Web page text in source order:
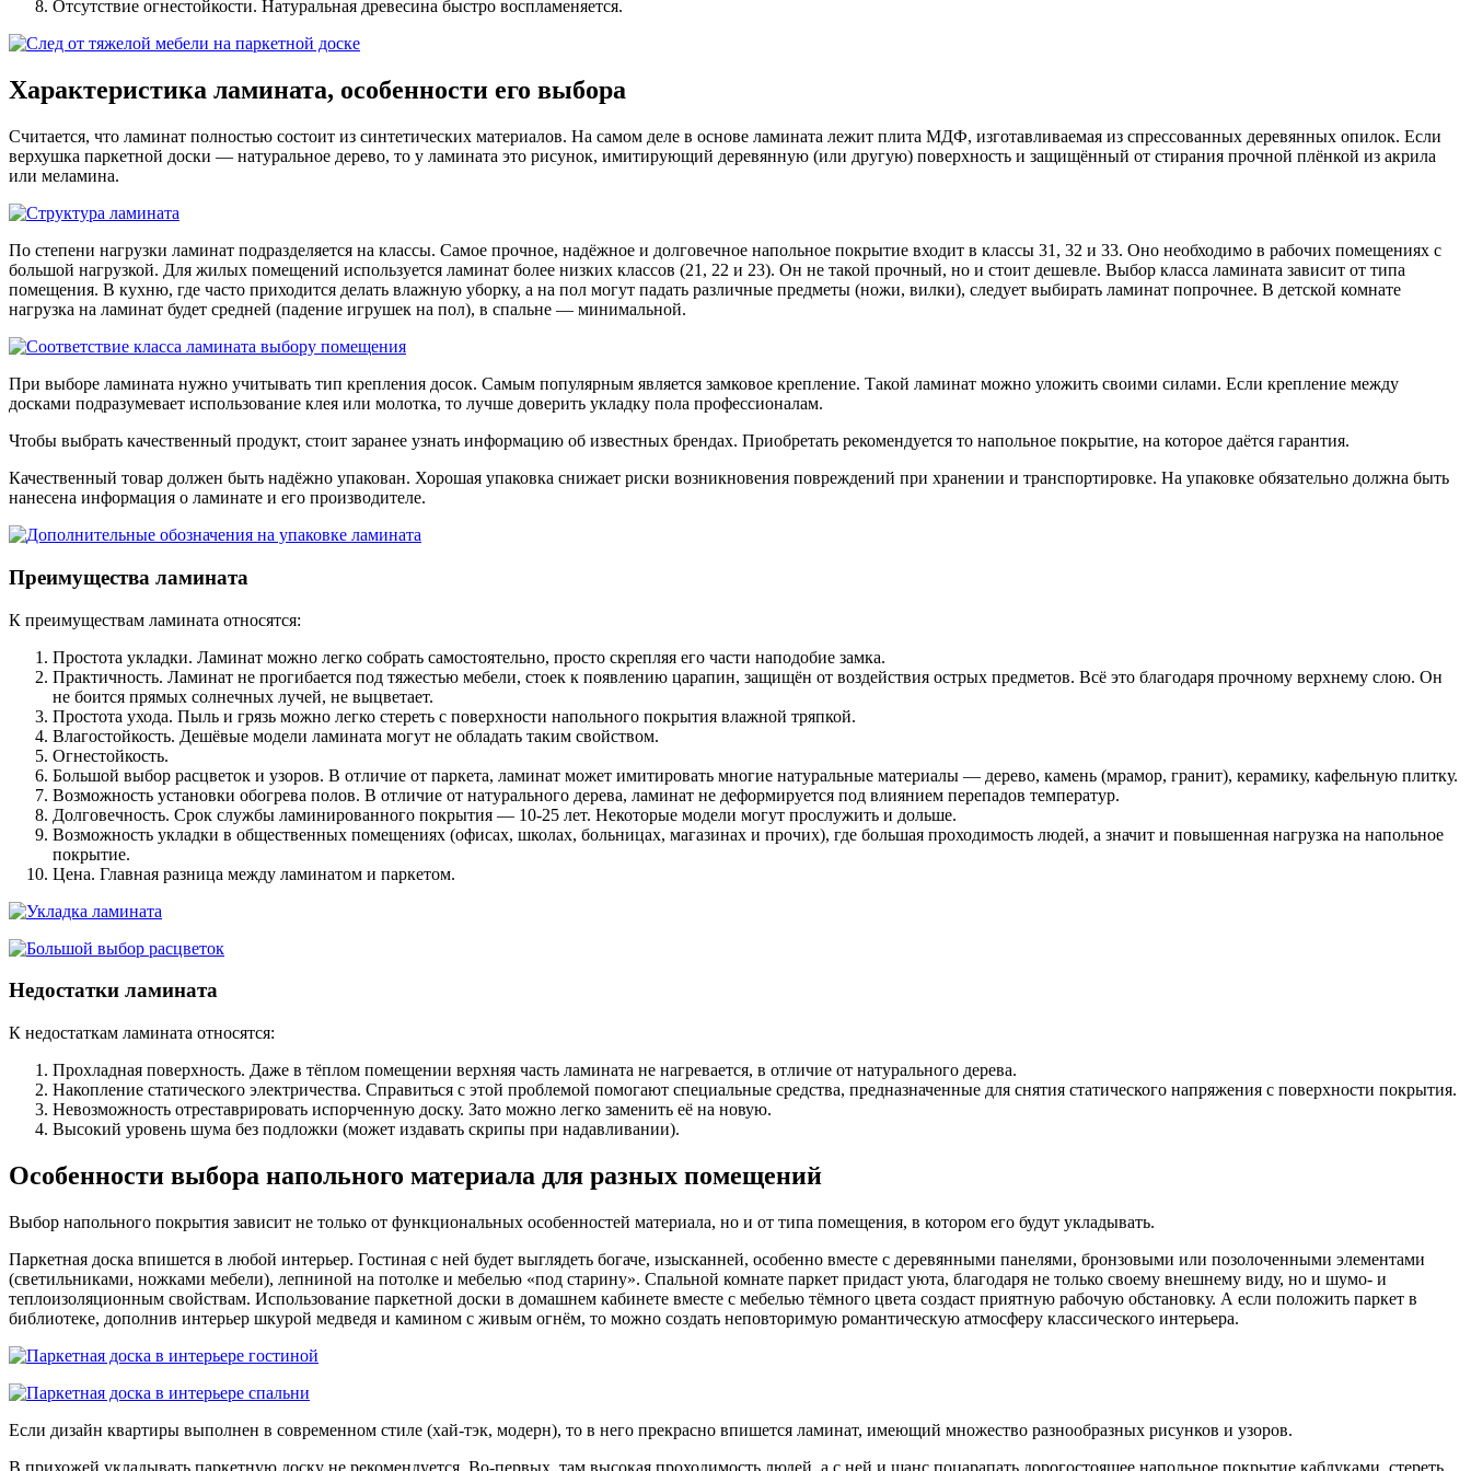
Отсутствие огнестойкости. Натуральная древесина быстро воспламеняется.
Характеристика ламината, особенности его выбора
Считается, что ламинат полностью состоит из синтетических материалов. На самом деле в основе ламината лежит плита МДФ, изготавливаемая из спрессованных деревянных опилок. Если
верхушка паркетной доски — натуральное дерево, то у ламината это рисунок, имитирующий деревянную (или другую) поверхность и защищённый от стирания прочной плёнкой из акрила
или меламина.
По степени нагрузки ламинат подразделяется на классы. Самое прочное, надёжное и долговечное напольное покрытие входит в классы 31, 32 и 33. Оно необходимо в рабочих помещениях с
большой нагрузкой. Для жилых помещений используется ламинат более низких классов (21, 22 и 23). Он не такой прочный, но и стоит дешевле. Выбор класса ламината зависит от типа
помещения. В кухню, где часто приходится делать влажную уборку, а на пол могут падать различные предметы (ножи, вилки), следует выбирать ламинат попрочнее. В детской комнате
нагрузка на ламинат будет средней (падение игрушек на пол), в спальне — минимальной.
При выборе ламината нужно учитывать тип крепления досок. Самым популярным является замковое крепление. Такой ламинат можно уложить своими силами. Если крепление между
досками подразумевает использование клея или молотка, то лучше доверить укладку пола профессионалам.
Чтобы выбрать качественный продукт, стоит заранее узнать информацию об известных брендах. Приобретать рекомендуется то напольное покрытие, на которое даётся гарантия.
Качественный товар должен быть надёжно упакован. Хорошая упаковка снижает риски возникновения повреждений при хранении и транспортировке. На упаковке обязательно должна быть
нанесена информация о ламинате и его производителе.
Преимущества ламината
К преимуществам ламината относятся:
Простота укладки. Ламинат можно легко собрать самостоятельно, просто скрепляя его части наподобие замка.
Практичность. Ламинат не прогибается под тяжестью мебели, стоек к появлению царапин, защищён от воздействия острых предметов. Всё это благодаря прочному верхнему слою. Он
не боится прямых солнечных лучей, не выцветает.
Простота ухода. Пыль и грязь можно легко стереть с поверхности напольного покрытия влажной тряпкой.
Влагостойкость. Дешёвые модели ламината могут не обладать таким свойством.
Огнестойкость.
Большой выбор расцветок и узоров. В отличие от паркета, ламинат может имитировать многие натуральные материалы — дерево, камень (мрамор, гранит), керамику, кафельную плитку.
Возможность установки обогрева полов. В отличие от натурального дерева, ламинат не деформируется под влиянием перепадов температур.
Долговечность. Срок службы ламинированного покрытия — 10-25 лет. Некоторые модели могут прослужить и дольше.
Возможность укладки в общественных помещениях (офисах, школах, больницах, магазинах и прочих), где большая проходимость людей, а значит и повышенная нагрузка на напольное
покрытие.
Цена. Главная разница между ламинатом и паркетом.
Недостатки ламината
К недостаткам ламината относятся:
Прохладная поверхность. Даже в тёплом помещении верхняя часть ламината не нагревается, в отличие от натурального дерева.
Накопление статического электричества. Справиться с этой проблемой помогают специальные средства, предназначенные для снятия статического напряжения с поверхности покрытия.
Невозможность отреставрировать испорченную доску. Зато можно легко заменить её на новую.
Высокий уровень шума без подложки (может издавать скрипы при надавливании).
Особенности выбора напольного материала для разных помещений
Выбор напольного покрытия зависит не только от функциональных особенностей материала, но и от типа помещения, в котором его будут укладывать.
Паркетная доска впишется в любой интерьер. Гостиная с ней будет выглядеть богаче, изысканней, особенно вместе с деревянными панелями, бронзовыми или позолоченными элементами
(светильниками, ножками мебели), лепниной на потолке и мебелью «под старину». Спальной комнате паркет придаст уюта, благодаря не только своему внешнему виду, но и шумо- и
теплоизоляционным свойствам. Использование паркетной доски в домашнем кабинете вместе с мебелью тёмного цвета создаст приятную рабочую обстановку. А если положить паркет в
библиотеке, дополнив интерьер шкурой медведя и камином с живым огнём, то можно создать неповторимую романтическую атмосферу классического интерьера.
Если дизайн квартиры выполнен в современном стиле (хай-тэк, модерн), то в него прекрасно впишется ламинат, имеющий множество разнообразных рисунков и узоров.
В прихожей укладывать паркетную доску не рекомендуется. Во-первых, там высокая проходимость людей, а с ней и шанс поцарапать дорогостоящее напольное покрытие каблуками, стереть